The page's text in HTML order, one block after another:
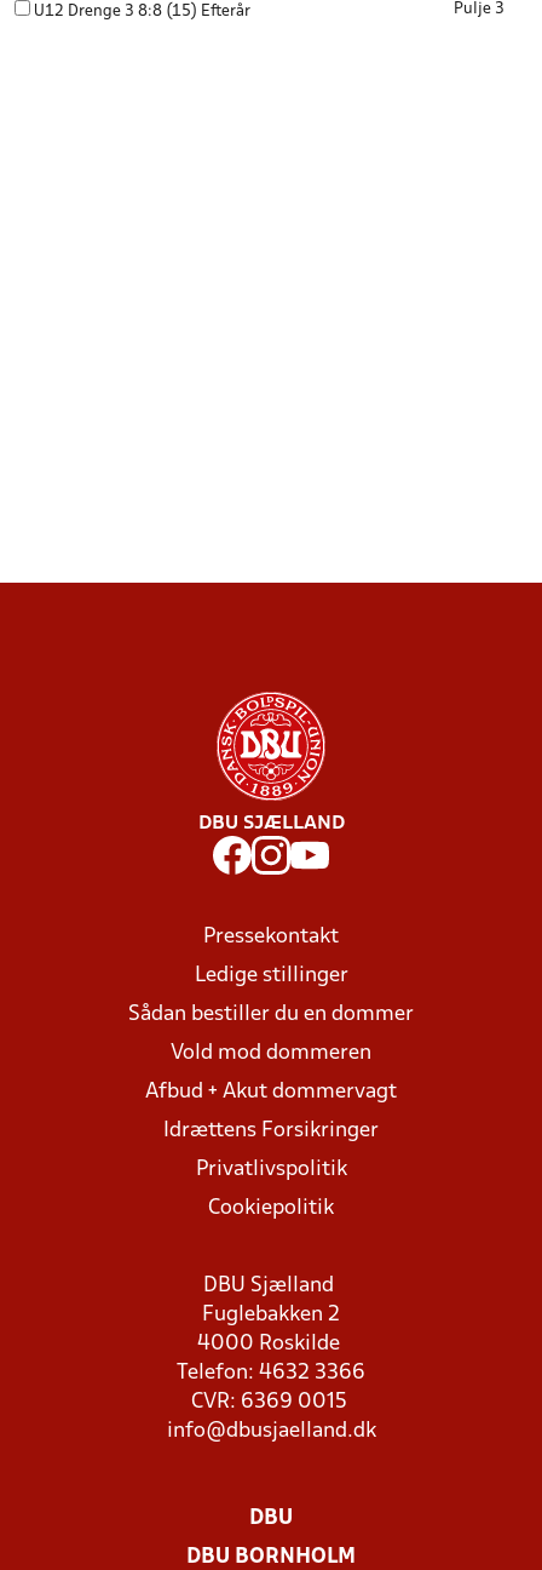
U12 Drenge 3 8:8 (15) Efterår Pulje 3
DBU SJÆLLAND
Pressekontakt
Ledige stillinger
Sådan bestiller du en dommer
Vold mod dommeren
Afbud + Akut dommervagt
Idrættens Forsikringer
Privatlivspolitik
Cookiepolitik
DBU Sjælland
Fuglebakken 2
4000 Roskilde
Telefon: 4632 3366
CVR: 6369 0015
info@dbusjaelland.dk
DBU
DBU BORNHOLM